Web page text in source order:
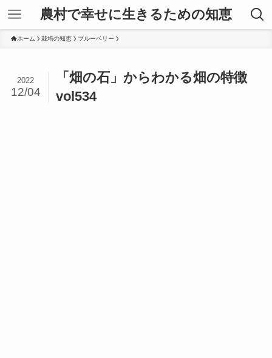
農村で幸せに生きるための知恵
ホーム 栽培の知恵 ブルーベリー
「畑の石」からわかる畑の特徴
vol534
2022
12/04